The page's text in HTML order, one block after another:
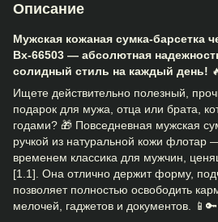
Описание
Мужская кожаная сумка-барсетка
Bx-66503 — абсолютная
солидный стиль на каждый день!
Ищете действительно полезный,
подарок для мужа, отца или брата,
годами? 🎁 Повседневная мужская
ручкой из натуральной кожи флотар
временем классика для мужчин,
[1.1]. Она отлично держит форму,
позволяет полностью освободить
мелочей, гаджетов и документов.